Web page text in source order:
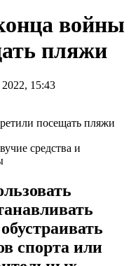
войны
пляжи
15:43
средства и
спорта или